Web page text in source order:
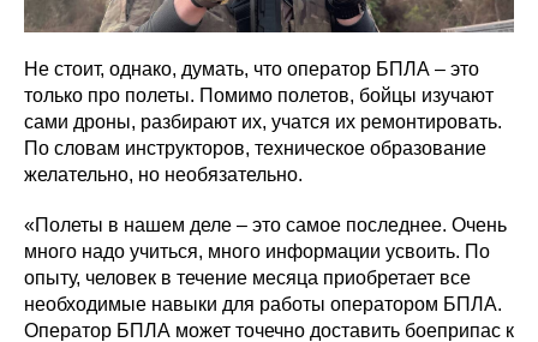
Не стоит, однако, думать, что оператор БПЛА – это
только про полеты. Помимо полетов, бойцы изучают
сами дроны, разбирают их, учатся их ремонтировать.
По словам инструкторов, техническое образование
желательно, но необязательно.
«Полеты в нашем деле – это самое последнее. Очень
много надо учиться, много информации усвоить. По
опыту, человек в течение месяца приобретает все
необходимые навыки для работы оператором БПЛА.
Оператор БПЛА может точечно доставить боеприпас к